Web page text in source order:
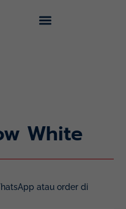
White
atau order di